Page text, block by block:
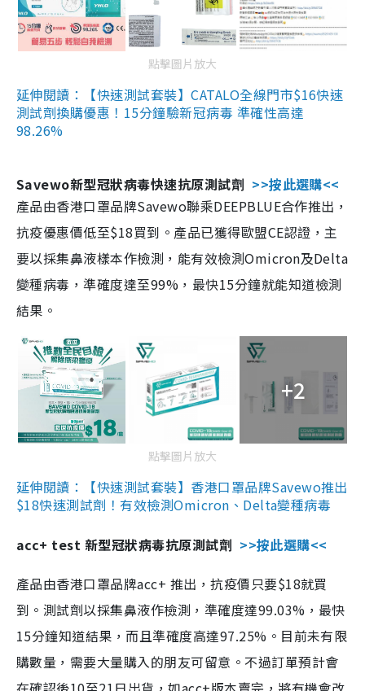
點擊圖片放大
延伸閱讀：【快速測試套裝】CATALO全線門市$16快速
測試劑換購優惠！15分鐘驗新冠病毒 準確性高達
98.26%
Savewo新型冠狀病毒快速抗原測試劑 >>按此選購<<
產品由香港口罩品牌Savewo聯乘DEEPBLUE合作推出，
抗疫優惠價低至$18買到。產品已獲得歐盟CE認證，主
要以採集鼻液樣本作檢測，能有效檢測Omicron及Delta
變種病毒，準確度達至99%，最快15分鐘就能知道檢測
結果。
+2
點擊圖片放大
延伸閱讀：【快速測試套裝】香港口罩品牌Savewo推出
$18快速測試劑！有效檢測Omicron、Delta變種病毒
acc+ test 新型冠狀病毒抗原測試劑 >>按此選購<<
產品由香港口罩品牌acc+ 推出，抗疫價只要$18就買
到。測試劑以採集鼻液作檢測，準確度達99.03%，最快
15分鐘知道結果，而且準確度高達97.25%。目前未有限
購數量，需要大量購入的朋友可留意。不過訂單預計會